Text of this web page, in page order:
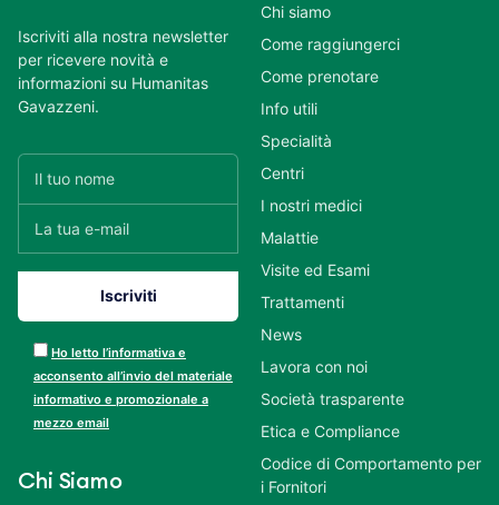
Iscriviti alla nostra newsletter
per ricevere novità e
informazioni su Humanitas
Gavazzeni.
Ho letto l’informativa e
acconsento all’invio del materiale
informativo e promozionale a
mezzo email
Chi Siamo
Chi siamo
Come raggiungerci
Come prenotare
Info utili
Specialità
Centri
I nostri medici
Malattie
Visite ed Esami
Trattamenti
News
Lavora con noi
Società trasparente
Etica e Compliance
Codice di Comportamento per
i Fornitori